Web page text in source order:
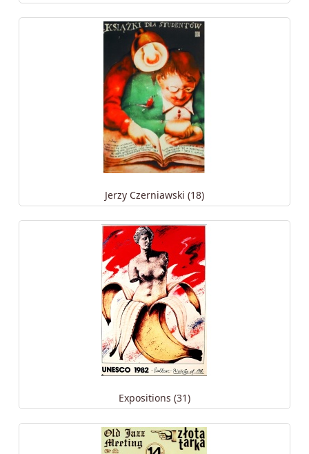
Jerzy Czerniawski (18)
Expositions (31)